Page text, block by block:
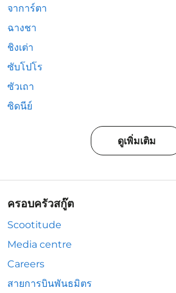
จาการ์ตา
ฉางชา
ชิงเต่า
ซับโปโร
ซัวเถา
ซิดนีย์
ดูเพิ่มเติม
ครอบครัวสกู๊ต
Scootitude
Media centre
Careers
สายการบินพันธมิตร